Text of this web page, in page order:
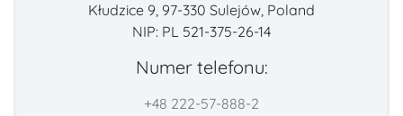
Kłudzice 9, 97-330 Sulejów, Poland
NIP: PL 521-375-26-14
Numer telefonu:
+48 222-57-888-2